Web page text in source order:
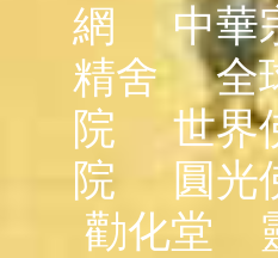
網
中華
精舍
全
院
世界
院
圓光
勸化堂